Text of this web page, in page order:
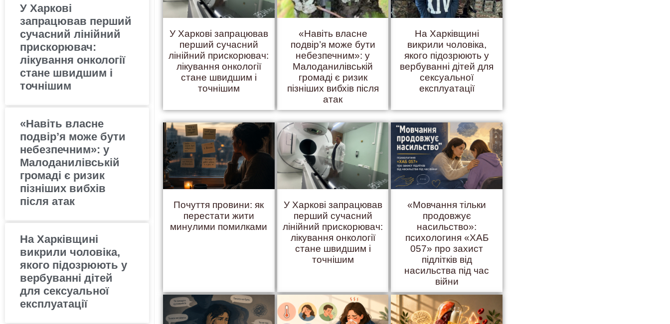
У Харкові
запрацював перший
сучасний лінійний
прискорювач:
лікування онкології
стане швидшим і
точнішим
«Навіть власне
подвір’я може бути
небезпечним»: у
Малоданилівській
громаді є ризик
пізніших вибхів
після атак
На Харківщині
викрили чоловіка,
якого підозрюють у
вербуванні дітей
для сексуальної
експлуатації
У Харкові запрацював
перший сучасний
лінійний прискорювач:
лікування онкології
стане швидшим і
точнішим
«Навіть власне
подвір’я може бути
небезпечним»: у
Малоданилівській
громаді є ризик
пізніших вибхів після
атак
На Харківщині
викрили чоловіка,
якого підозрюють у
вербуванні дітей для
сексуальної
експлуатації
Почуття провини: як
перестати жити
минулими помилками
У Харкові запрацював
перший сучасний
лінійний прискорювач:
лікування онкології
стане швидшим і
точнішим
«Мовчання тільки
продовжує
насильство»:
психологиня «ХАБ
057» про захист
підлітків від
насильства під час
війни